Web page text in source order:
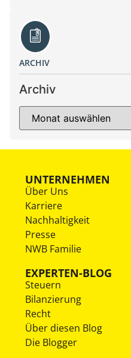
ARCHIV
Archiv
UNTERNEHMEN
Über Uns
Karriere
Nachhaltigkeit
Presse
NWB Familie
EXPERTEN-BLOG
Steuern
Bilanzierung
Recht
Über diesen Blog
Die Blogger